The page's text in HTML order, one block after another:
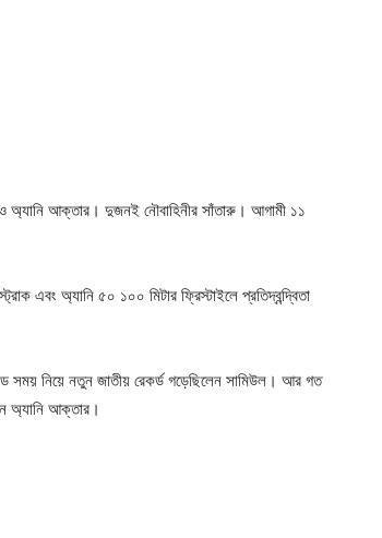
অ্যানি আক্তার। দুজনই নৌবাহিনীর সাঁতারু। আগামী ১১
এবং অ্যানি ৫০ ১০০ মিটার ফ্রিস্টাইলে প্রতিদ্বন্দ্বিতা
সময় নিয়ে নতুন জাতীয় রেকর্ড গড়েছিলেন সামিউল। আর গত
অ্যানি আক্তার।